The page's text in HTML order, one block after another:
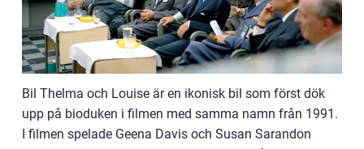
Bil Thelma och Louise är en ikonisk bil som först dök
upp på bioduken i filmen med samma namn från 1991.
I filmen spelade Geena Davis och Susan Sarandon